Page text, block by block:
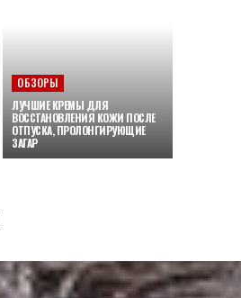
ОБЗОРЫ
ЛУЧШИЕ КРЕМЫ ДЛЯ
ВОССТАНОВЛЕНИЯ КОЖИ ПОСЛЕ
ОТПУСКА, ПРОЛОНГИРУЮЩИЕ
ЗАГАР